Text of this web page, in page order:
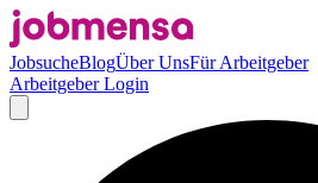
JobsucheBlogÜber UnsFür Arbeitgeber
Arbeitgeber Login